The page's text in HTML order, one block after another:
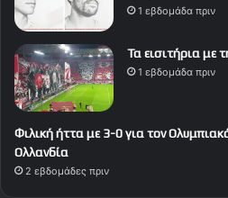
1 εβδομάδα πριν
Τα εισιτήρια με
1 εβδομάδα πριν
Φιλική ήττα με 3-0 για τον
Ολλανδία
2 εβδομάδες πριν